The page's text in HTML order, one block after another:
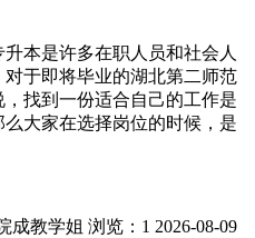
本是许多在职人员和社会人
于即将毕业的湖北第二师范
找到一份适合自己的工作是
大家在选择岗位的时候，是
成教学姐 浏览：1 2026-08-09